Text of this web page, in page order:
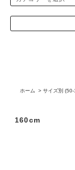
ホーム > サイズ別
160cm